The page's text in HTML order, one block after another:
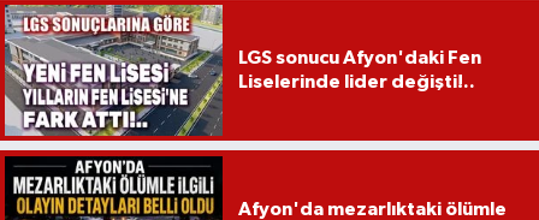
LGS sonucu Afyon'daki Fen
Liselerinde lider değişti!..
Afyon'da mezarlıktaki ölümle